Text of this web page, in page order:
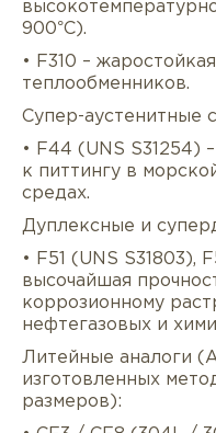
900°C).
• F310 –
теплообменников.
Супер-аустенитные
• F44 (UNS S31254)
к питтингу в
средах.
Дуплексные и
• F51 (UNS S31803),
высочайшая
коррозионному
нефтегазовых и
Литейные аналоги
изготовленных
размеров):